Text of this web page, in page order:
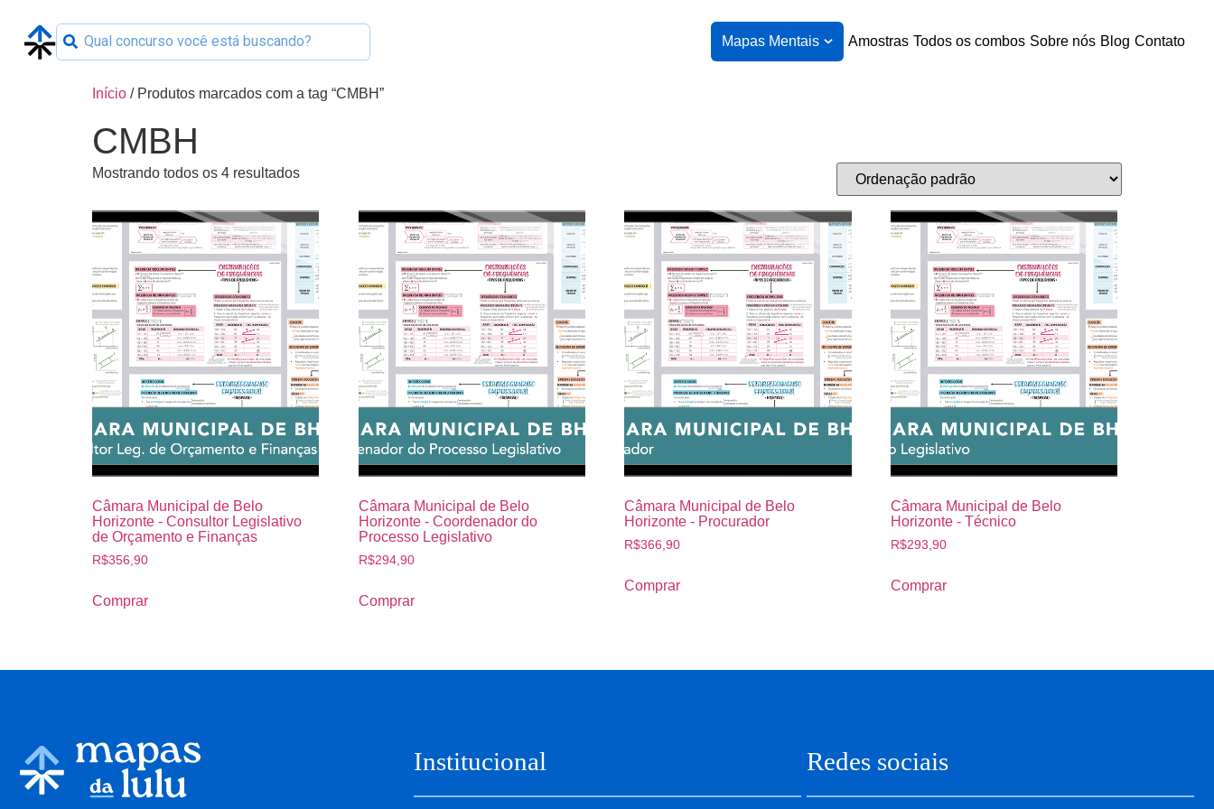
Mapas Mentais Amostras Todos os combos Sobre nós Blog Contato
Início / Produtos marcados com a tag “CMBH”
CMBH
Mostrando todos os 4 resultados
Câmara Municipal de Belo
Horizonte - Consultor Legislativo
de Orçamento e Finanças
R$356,90
Comprar
Câmara Municipal de Belo
Horizonte - Coordenador do
Processo Legislativo
R$294,90
Comprar
Câmara Municipal de Belo
Horizonte - Procurador
R$366,90
Comprar
Câmara Municipal de Belo
Horizonte - Técnico
R$293,90
Comprar
Institucional Redes sociais